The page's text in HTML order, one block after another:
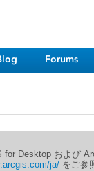
Forums
Desktop および
ja/をご参